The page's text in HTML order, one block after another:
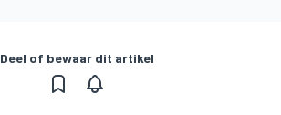
Deel of bewaar dit artikel